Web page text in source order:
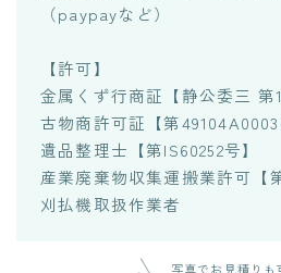
（paypayなど）
【許可】
金属くず行商証【静公委三 第
古物商許可証【第
遺品整理士【第IS60252号】
産業廃棄物収集運搬業許可【
刈払機取扱作業者
写真でお見積りも